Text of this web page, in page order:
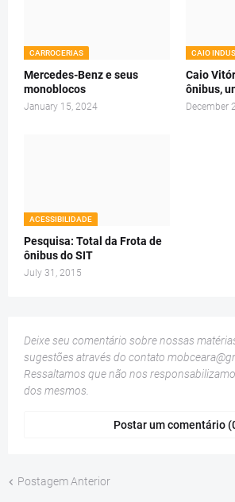
CARROCERIAS
Mercedes-Benz e seus
monoblocos
January 15, 2024
CAIO
Caio
ônibus,
December
ACESSIBILIDADE
Pesquisa: Total da Frota de
ônibus do SIT
July 31, 2015
Deixe seu comentário sobre nossas
sugestões através do contato
Ressaltamos que não nos
dos mesmos.
Postar um comentário
Postagem Anterior